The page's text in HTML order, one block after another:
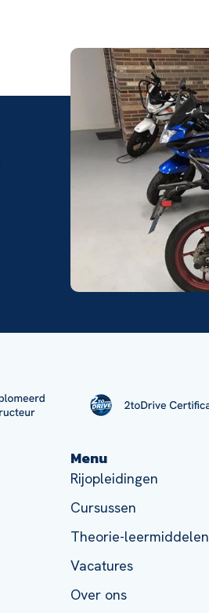
Menu
Rijopleidingen
Cursussen
Theorie-leermiddelen
Vacatures
Over ons